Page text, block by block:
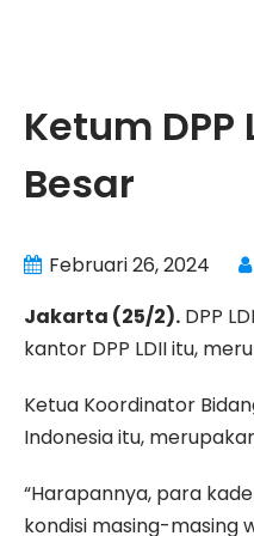
Ketum
Besar
Februari 26, 2024
Jakarta (25/2). DPP
kantor DPP LDII itu,
Ketua Koordinator
Indonesia itu,
“Harapannya, para
kondisi masing-masing